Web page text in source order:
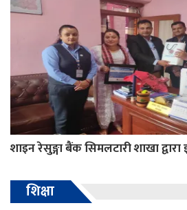
शाइन रेसुङ्गा बैंक सिमलटारी शाखा
शिक्षा